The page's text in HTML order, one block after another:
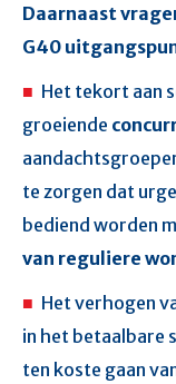
Daarnaast
G40
Het tekort aan
groeiende
te zorgen dat
bediend worden
van reguliere
Het verhogen
in het betaalbare
ten koste gaan